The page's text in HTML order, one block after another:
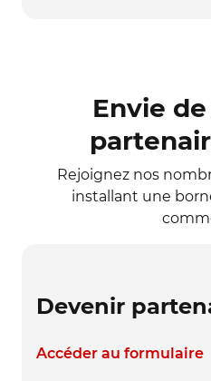
Envie
Rejoignez nos
installant une
Devenir
Accéder au formulaire